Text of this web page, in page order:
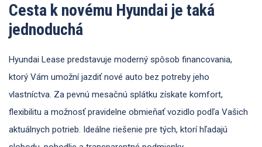
Cesta k novému Hyundai je taká
jednoduchá
Hyundai Lease predstavuje moderný spôsob financovania,
ktorý Vám umožní jazdiť nové auto bez potreby jeho
vlastníctva. Za pevnú mesačnú splátku získate komfort,
flexibilitu a možnosť pravidelne obmieňať vozidlo podľa Vašich
aktuálnych potrieb. Ideálne riešenie pre tých, ktorí hľadajú